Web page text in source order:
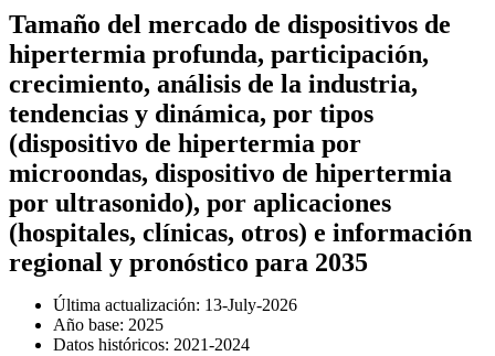
Tamaño del mercado de dispositivos de
hipertermia profunda, participación,
crecimiento, análisis de la industria,
tendencias y dinámica, por tipos
(dispositivo de hipertermia por
microondas, dispositivo de hipertermia
por ultrasonido), por aplicaciones
(hospitales, clínicas, otros) e información
regional y pronóstico para 2035
Última actualización: 13-July-2026
Año base: 2025
Datos históricos: 2021-2024